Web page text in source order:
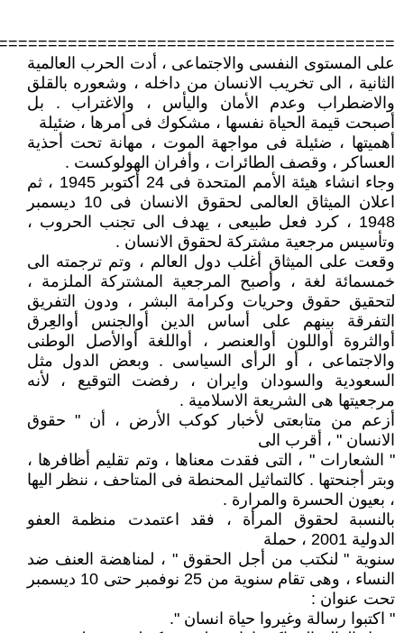
على المستوى النفسى والاجتماعى ، أدت الحرب العالمية
الثانية ، الى تخريب الانسان من داخله ، وشعوره بالقلق
والاضطراب وعدم الأمان واليأس ، والاغتراب . بل
أصبحت قيمة الحياة نفسها ، مشكوك فى أمرها ، ضئيلة
أهميتها ، ضئيلة فى مواجهة الموت ، مهانة تحت أحذية
العساكر ، وقصف الطائرات ، وأفران الهولوكست .
وجاء انشاء هيئة الأمم المتحدة فى 24 أكتوبر 1945 ، ثم
اعلان الميثاق العالمى لحقوق الانسان فى 10 ديسمبر
1948 ، كرد فعل طبيعى ، يهدف الى تجنب الحروب ،
وتأسيس مرجعية مشتركة لحقوق الانسان .
وقعت على الميثاق أغلب دول العالم ، وتم ترجمته الى
خمسمائة لغة ، وأصبح المرجعية المشتركة الملزمة ،
لتحقيق حقوق وحريات وكرامة البشر ، ودون التفريق
التفرقة بينهم على أساس الدين أوالجنس أوالعِرق
أوالثروة أواللون أوالعنصر ، أواللغة أوالأصل الوطنى
والاجتماعى ، أو الرأى السياسى . وبعض الدول مثل
السعودية والسودان وايران ، رفضت التوقيع ، لأنه
مرجعيتها هى الشريعة الاسلامية .
أزعم من متابعتى لأخبار كوكب الأرض ، أن " حقوق
الانسان " ، أقرب الى
" الشعارات " ، التى فقدت معناها ، وتم تقليم أظافرها ،
وبتر أجنحتها . كالتماثيل المحنطة فى المتاحف ، ننظر اليها
، بعيون الحسرة والمرارة .
بالنسبة لحقوق المرأة ، فقد اعتمدت منظمة العفو
الدولية 2001 ، حملة
سنوية " لنكتب من أجل الحقوق " ، لمناهضة العنف ضد
النساء ، وهى تقام سنوية من 25 نوفمبر حتى 10 ديسمبر
تحت عنوان :
" اكتبوا رسالة وغيروا حياة انسان ".